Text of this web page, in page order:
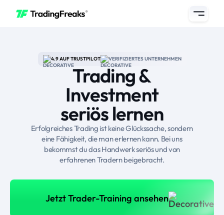
4.9 AUF TRUSTPILOT VERIFIZIERTES UNTERNEHMEN
Trading &
Investment
seriös lernen
Erfolgreiches Trading ist keine Glückssache, sondern
eine Fähigkeit, die man erlernen kann. Bei uns
bekommst du das Handwerk seriös und von
erfahrenen Tradern beigebracht.
Jetzt Trader-Training ansehen
Jetzt Trader-Training